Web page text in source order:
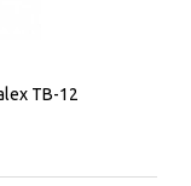
ТВ-12